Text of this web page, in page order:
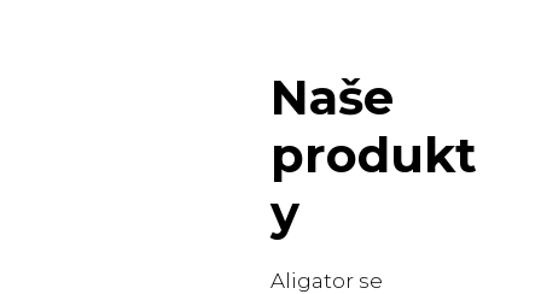
Naše
produkt
y
Aligator se